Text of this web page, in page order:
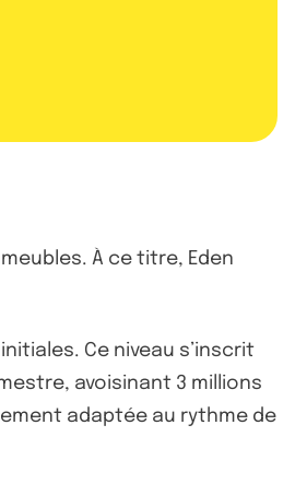
À ce titre, Eden
Ce niveau s’inscrit
avoisinant 3 millions
adaptée au rythme de